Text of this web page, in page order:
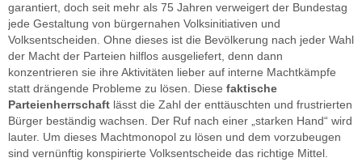
garantiert, doch seit mehr als 75 Jahren verweigert der Bundestag
jede Gestaltung von bürgernahen Volksinitiativen und
Volksentscheiden. Ohne dieses ist die Bevölkerung nach jeder Wahl
der Macht der Parteien hilflos ausgeliefert, denn dann
konzentrieren sie ihre Aktivitäten lieber auf interne Machtkämpfe
statt drängende Probleme zu lösen. Diese faktische
Parteienherrschaft lässt die Zahl der enttäuschten und frustrierten
Bürger beständig wachsen. Der Ruf nach einer „starken Hand“ wird
lauter. Um dieses Machtmonopol zu lösen und dem vorzubeugen
sind vernünftig konspirierte Volksentscheide das richtige Mittel.